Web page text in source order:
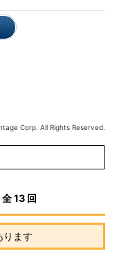
ク更新プログラム：
グラムだ。
8.1／Windows
Corp. All Rights Reserved.
全 13 回
ります